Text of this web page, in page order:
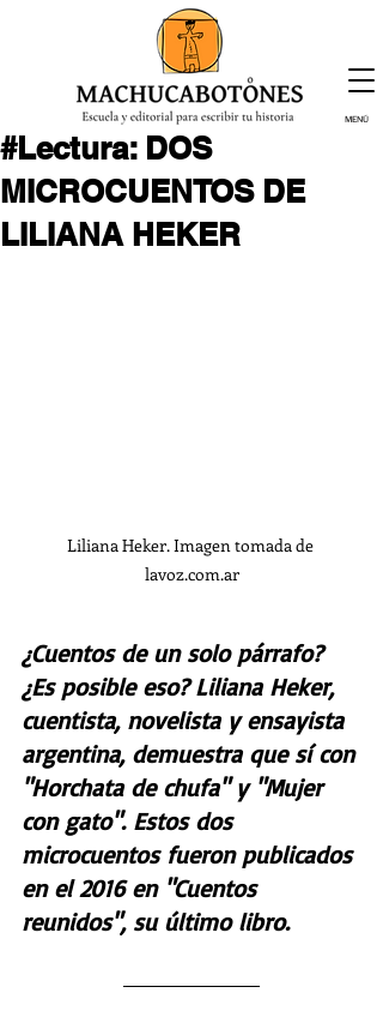
¡Inscríbete hoy!
MENÚ
#Lectura: DOS
MICROCUENTOS DE
LILIANA HEKER
Liliana Heker. Imagen tomada de
lavoz.com.ar
¿Cuentos de un solo párrafo?
¿Es posible eso? Liliana Heker,
cuentista, novelista y ensayista
argentina, demuestra que sí con
"Horchata de chufa" y "Mujer
con gato". Estos dos
microcuentos fueron publicados
en el 2016 en "Cuentos
reunidos", su último libro.